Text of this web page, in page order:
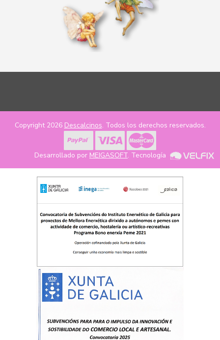
Copyright 2026 Descalcinos. Todos los derechos reservados.
Desarrollado por MEIGASOFT. Tecnología